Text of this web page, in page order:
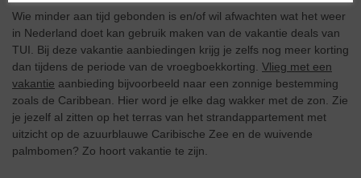
Wie minder aan tijd gebonden is en/of wil afwachten wat het weer
in Nederland doet kan gebruik maken van de vakantie deals van
TUI. Bij deze vakantie aanbiedingen krijg je zelfs nog meer korting
dan tijdens de periode van de vroegboekkorting. Vlieg met een
vakantie aanbieding bijvoorbeeld naar een zonnige bestemming
zoals de Caribbean. Hier word je elke dag wakker met de zon. Zie
je jezelf al zitten op het terras van het strandappartement met
uitzicht op de azuurblauwe Caribische Zee en de wuivende
palmbomen? Zo hoort vakantie te zijn.